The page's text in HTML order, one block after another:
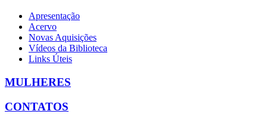
Apresentação
Acervo
Novas Aquisições
Vídeos da Biblioteca
Links Úteis
MULHERES
CONTATOS